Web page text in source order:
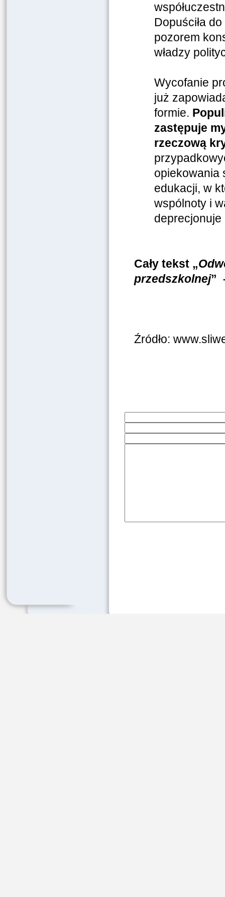
Dopuściła
pozorem
władzy
Wycofanie
już
formie.
zastępuje
rzeczową
opiekowania
edukacji, w
wspólnoty i
deprecjonuje
Cały tekst „
przedszkolnej”
Źródło: